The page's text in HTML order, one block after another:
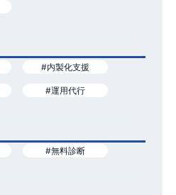
#内製化支援
#運用代行
#無料診断